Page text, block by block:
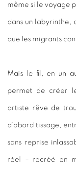
même si le voyage
dans un labyrinthe,
que les migrants
Mais le fil, en un
permet de créer
artiste rêve de
d’abord tissage,
sans reprise
réel – recréé en